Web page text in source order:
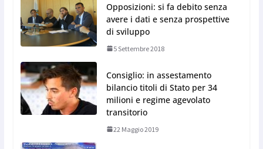
Opposizioni: si fa debito senza
avere i dati e senza prospettive
di sviluppo
5 Settembre 2018
Consiglio: in assestamento
bilancio titoli di Stato per 34
milioni e regime agevolato
transitorio
22 Maggio 2019